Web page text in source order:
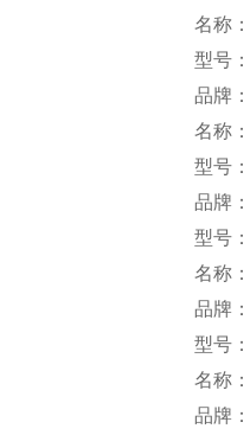
名称
型号
品牌
名称
型号
品牌
型号
名称
品牌
型号
名称
品牌